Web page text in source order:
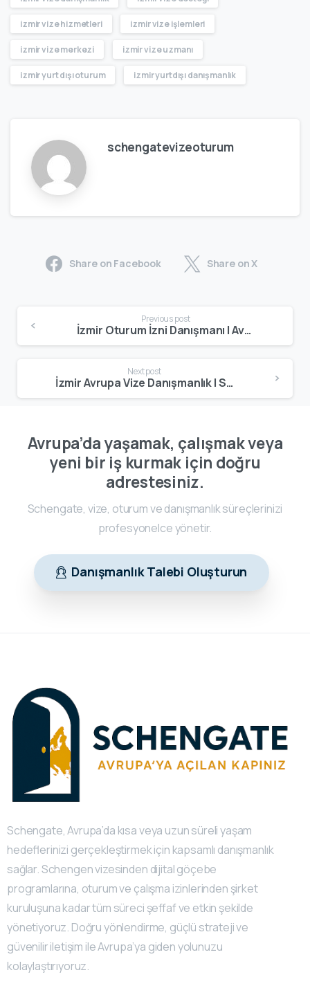
izmir vize hizmetleri izmir vize işlemleri
izmir vize merkezi izmir vize uzmanı
izmir yurt dışı oturum izmir yurtdışı danışmanlık
schengatevizeoturum
Share on Facebook Share on X
Previous post
İzmir Oturum İzni Danışmanı | Avrupa Oturum & Çalışma İzni Uzmanı
Next post
İzmir Avrupa Vize Danışmanlık | Schengen – Oturum – Çalışma Vizesi
Avrupa’da yaşamak, çalışmak veya
yeni bir iş kurmak için doğru
adrestesiniz.
Schengate, vize, oturum ve danışmanlık süreçlerinizi
profesyonelce yönetir.
Danışmanlık Talebi Oluşturun
Schengate, Avrupa’da kısa veya uzun süreli yaşam
hedeflerinizi gerçekleştirmek için kapsamlı danışmanlık
sağlar. Schengen vizesinden dijital göçebe
programlarına, oturum ve çalışma izinlerinden şirket
kuruluşuna kadar tüm süreci şeffaf ve etkin şekilde
yönetiyoruz. Doğru yönlendirme, güçlü strateji ve
güvenilir iletişim ile Avrupa’ya giden yolunuzu
kolaylaştırıyoruz.